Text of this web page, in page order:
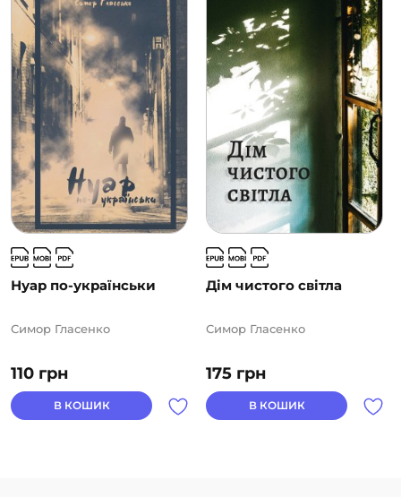
Нуар по-українськи
110 грн
Симор Гласенко
В КОШИК
Дім чистого світла
175 грн
Симор Гласенко
В КОШИК